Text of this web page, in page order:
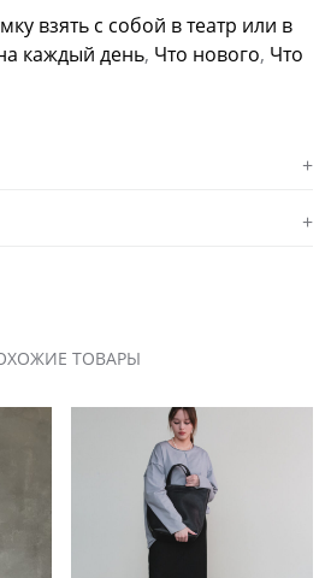
взять с собой в театр или в
каждый день, Что нового, Что
ТОВАРЫ